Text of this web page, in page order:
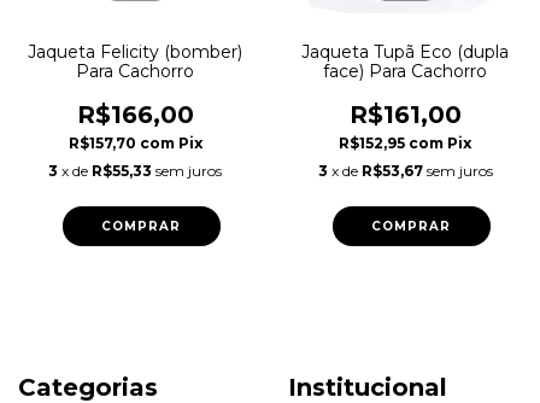
Jaqueta Felicity (bomber)
Para Cachorro
R$166,00
R$157,70 com Pix
3 x de R$55,33 sem juros
COMPRAR
Jaqueta Tupã Eco (dupla
face) Para Cachorro
R$161,00
R$152,95 com Pix
3 x de R$53,67 sem juros
COMPRAR
Categorias Institucional